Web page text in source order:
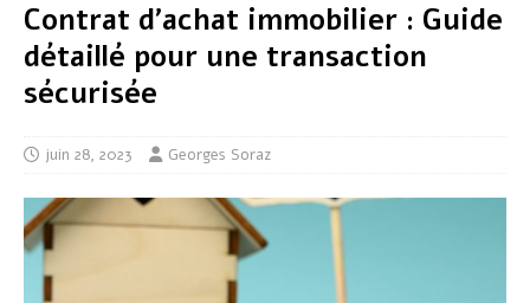
Contrat d’achat immobilier : Guide
détaillé pour une transaction
sécurisée
juin 28, 2023 Georges Soraz